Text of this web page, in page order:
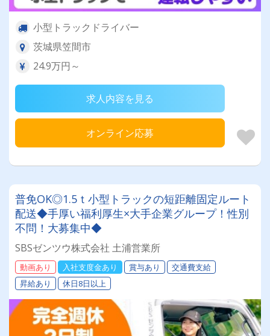
小型トラックドライバー
茨城県笠間市
24.9万円～
求人内容を見る
オンライン応募
普免OK◎1.5ｔ小型トラックの短距離固定ルート
配送◆手厚い福利厚生×大手企業グループ！性別
不問！大募集中◆
SBSゼンツウ株式会社 土浦営業所
動画あり 入社支度金あり 賞与あり
交通費支給
昇給あり
休日8日以上